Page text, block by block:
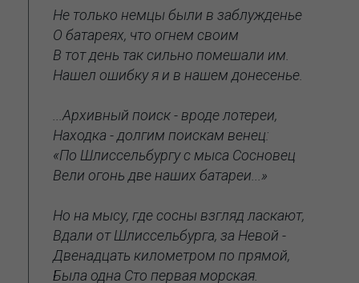
Не только немцы были в заблужденье
О батареях, что огнем своим
В тот день так сильно помешали им.
Нашел ошибку я и в нашем донесенье.
...Архивный поиск - вроде лотереи,
Находка - долгим поискам венец:
«По Шлиссельбургу с мыса Сосновец
Вели огонь две наших батареи...»
Но на мысу, где сосны взгляд ласкают,
Вдали от Шлиссельбурга, за Невой -
Двенадцать километром по прямой,
Была одна Сто первая морская.